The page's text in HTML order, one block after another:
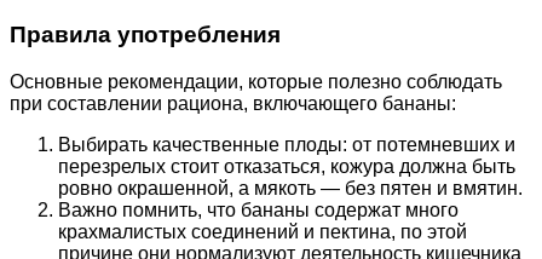
Правила употребления
Основные рекомендации, которые полезно соблюдать
при составлении рациона, включающего бананы:
Выбирать качественные плоды: от потемневших и
перезрелых стоит отказаться, кожура должна быть
ровно окрашенной, а мякоть — без пятен и вмятин.
Важно помнить, что бананы содержат много
крахмалистых соединений и пектина, по этой
причине они нормализуют деятельность кишечника